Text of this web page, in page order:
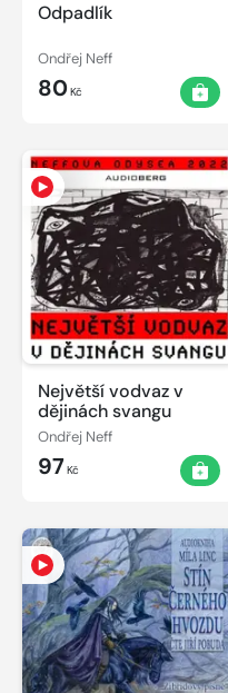
Odpadlík
Ondřej Neff
80Kč
Největší vodvaz v
dějinách svangu
Ondřej Neff
97 Kč